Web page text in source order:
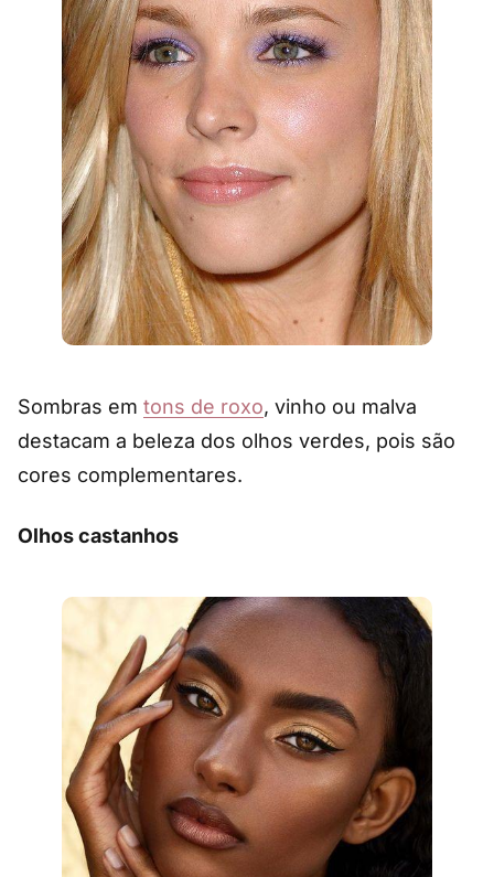
Sombras em tons de roxo, vinho ou malva
destacam a beleza dos olhos verdes, pois são
cores complementares.
Olhos castanhos